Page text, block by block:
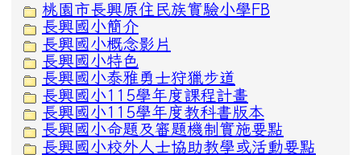
桃園市長興原住民族實驗小學FB
長興國小簡介
長興國小概念影片
長興國小特色
長興國小泰雅勇士狩獵步道
長興國小115學年度課程計畫
長興國小115學年度教科書版本
長興國小命題及審題機制實施要點
長興國小校外人士協助教學或活動要點